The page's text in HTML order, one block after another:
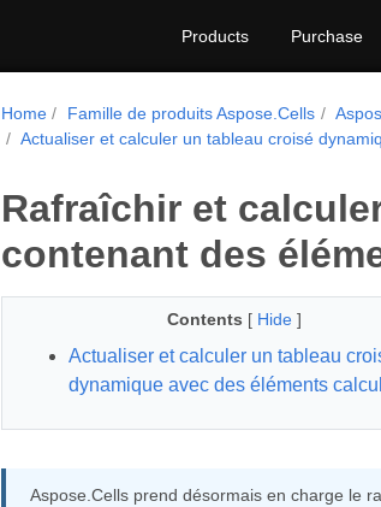
Products Purchase
Home Famille de produits Aspose.Cells
Actualiser et calculer un tableau croisé
Rafraîchir et
contenant des
Contents [ Hide ]
Actualiser et calculer un tableau
dynamique avec des éléments
Aspose.Cells prend désormais en charge le